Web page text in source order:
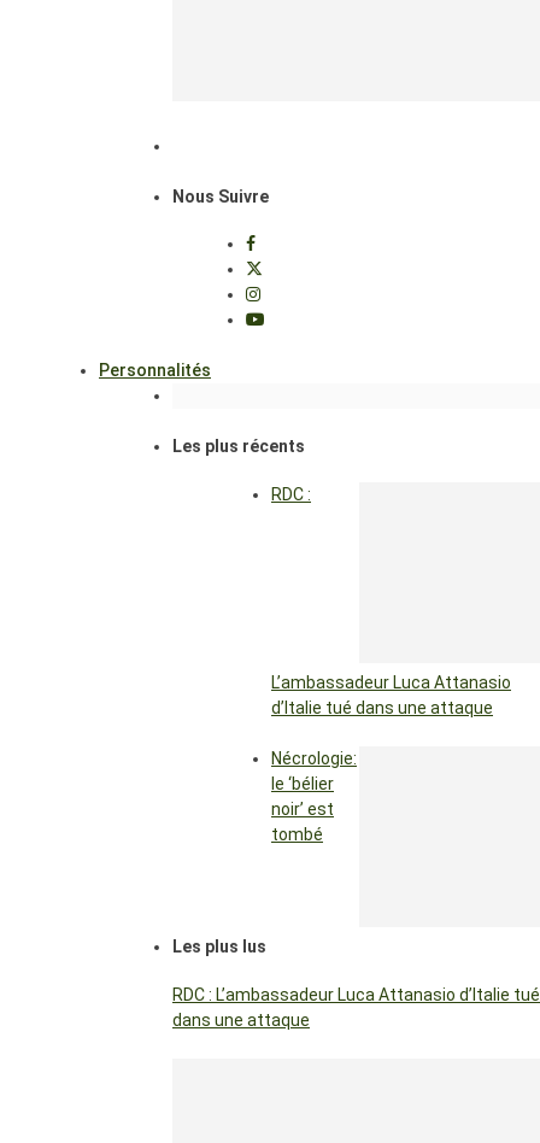
Nous Suivre
Personnalités
Les plus récents
RDC :
L’ambassadeur Luca Attanasio
d’Italie tué dans une attaque
Nécrologie:
le ‘bélier
noir’ est
tombé
Les plus lus
RDC : L’ambassadeur Luca Attanasio d’Italie tué
dans une attaque